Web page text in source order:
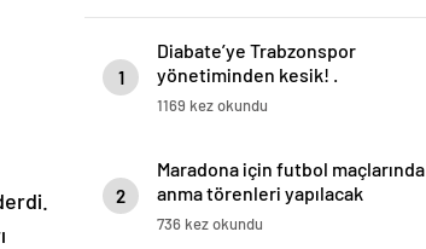
1
Diabate’ye Trabzonspor
yönetiminden kesik! .
1169 kez okundu
2
Maradona için futbol maçlarında
anma törenleri yapılacak
736 kez okundu